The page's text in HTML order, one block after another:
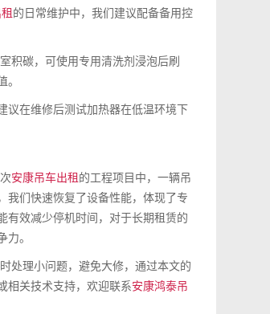
的日常维护中，我们建议配备备用控
积碳，可使用专用清洗剂浸泡后刷
。
议在维修后测试加热器在低温环境下
安康吊车出租 的工程项目中，一辆吊
我们快速恢复了设备性能，体现了专
有效减少停机时间，对于长期租赁的
力。
处理小问题，避免大修，通过本文的
相关技术支持，欢迎联系安康鸿泰吊